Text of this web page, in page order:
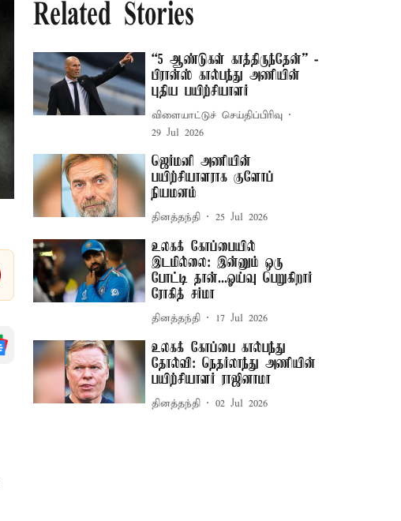
Related Stories
“5 ஆண்டுகள் காத்திருந்தேன்” -
பிரான்ஸ் கால்பந்து அணியின்
புதிய பயிற்சியாளர்
விளையாட்டுச் செய்திப்பிரிவு
29 Jul 2026
ஜெர்மனி அணியின்
பயிற்சியாளராக குளோப்
நியமனம்
தினத்தந்தி 25 Jul 2026
உலகக் கோப்பையில்
இடமில்லை: இன்னும் ஒரு
போட்டி தான்...ஓய்வு பெறுகிறார்
ரோகித் சர்மா
தினத்தந்தி 17 Jul 2026
உலகக் கோப்பை கால்பந்து
தோல்வி: நெதர்லாந்து அணியின்
பயிற்சியாளர் ராஜினாமா
தினத்தந்தி 02 Jul 2026